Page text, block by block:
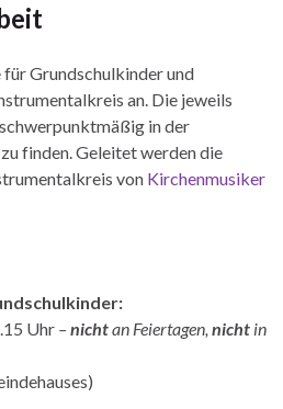
Grundschulkinder und
an. Die jeweils
in der
finden. Geleitet werden die
von Kirchenmusiker
:
Uhr –nichtan Feiertagen, nicht in